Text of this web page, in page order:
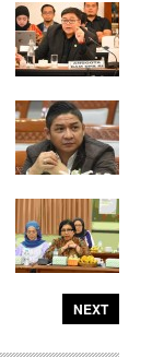
NEXT